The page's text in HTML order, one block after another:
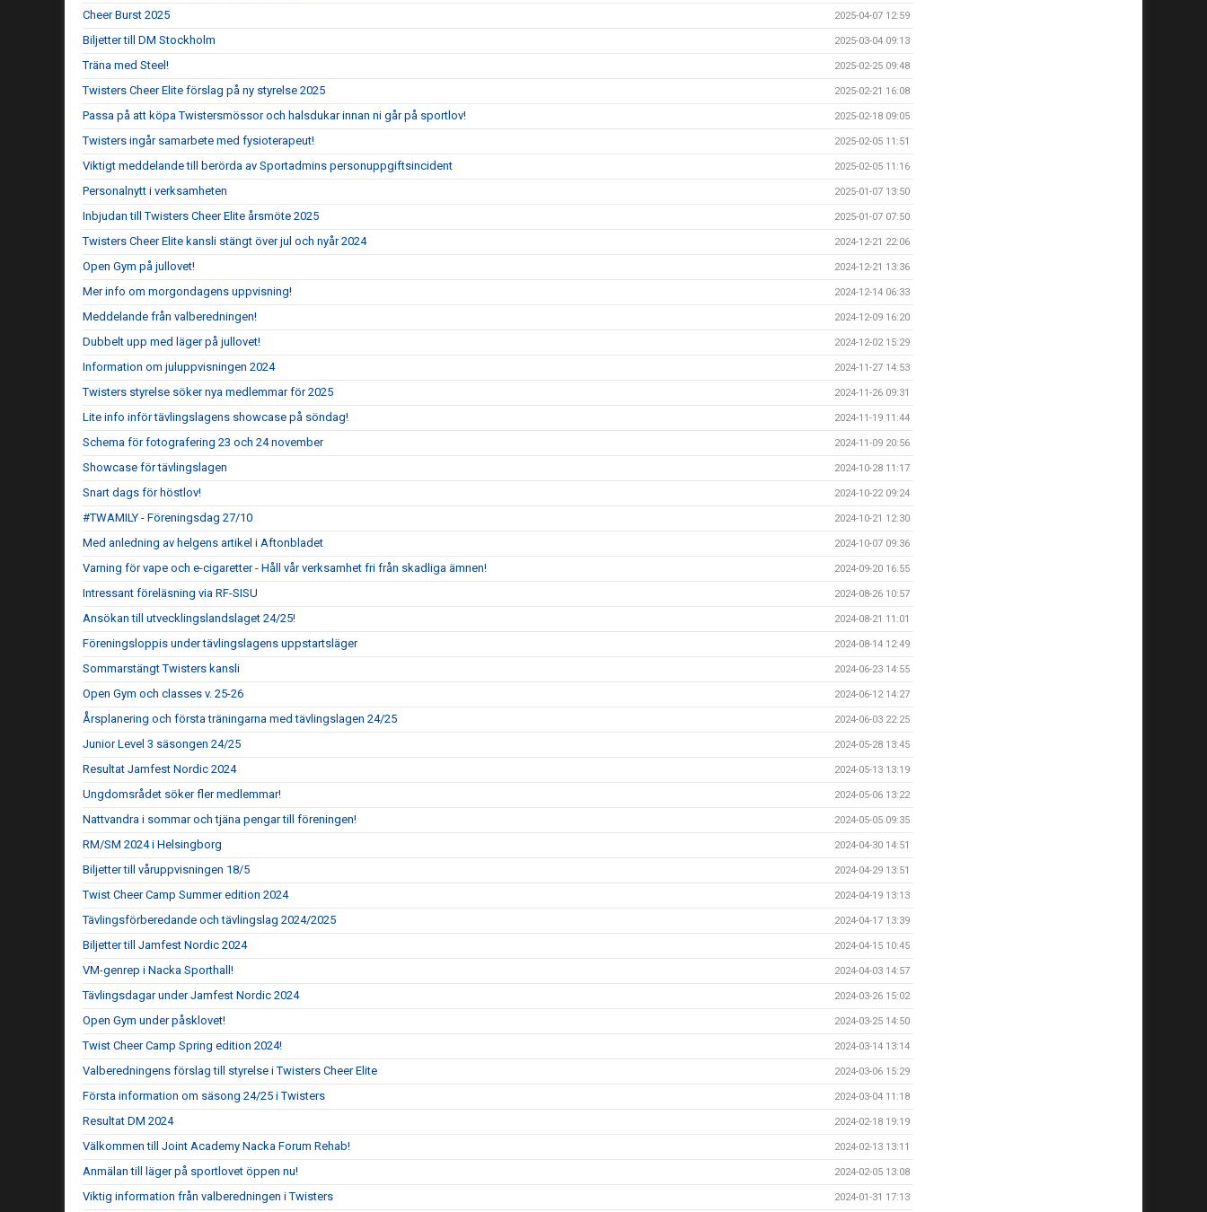
Cheer Burst 2025 2025-04-07 12:59
Biljetter till DM Stockholm 2025-03-04 09:13
Träna med Steel! 2025-02-25 09:48
Twisters Cheer Elite förslag på ny styrelse 2025 2025-02-21 16:08
Passa på att köpa Twistersmössor och halsdukar innan ni går på sportlov! 2025-02-18 09:05
Twisters ingår samarbete med fysioterapeut! 2025-02-05 11:51
Viktigt meddelande till berörda av Sportadmins personuppgiftsincident 2025-02-05 11:16
Personalnytt i verksamheten 2025-01-07 13:50
Inbjudan till Twisters Cheer Elite årsmöte 2025 2025-01-07 07:50
Twisters Cheer Elite kansli stängt över jul och nyår 2024 2024-12-21 22:06
Open Gym på jullovet! 2024-12-21 13:36
Mer info om morgondagens uppvisning! 2024-12-14 06:33
Meddelande från valberedningen! 2024-12-09 16:20
Dubbelt upp med läger på jullovet! 2024-12-02 15:29
Information om juluppvisningen 2024 2024-11-27 14:53
Twisters styrelse söker nya medlemmar för 2025 2024-11-26 09:31
Lite info inför tävlingslagens showcase på söndag! 2024-11-19 11:44
Schema för fotografering 23 och 24 november 2024-11-09 20:56
Showcase för tävlingslagen 2024-10-28 11:17
Snart dags för höstlov! 2024-10-22 09:24
#TWAMILY - Föreningsdag 27/10 2024-10-21 12:30
Med anledning av helgens artikel i Aftonbladet 2024-10-07 09:36
Varning för vape och e-cigaretter - Håll vår verksamhet fri från skadliga ämnen! 2024-09-20 16:55
Intressant föreläsning via RF-SISU 2024-08-26 10:57
Ansökan till utvecklingslandslaget 24/25! 2024-08-21 11:01
Föreningsloppis under tävlingslagens uppstartsläger 2024-08-14 12:49
Sommarstängt Twisters kansli 2024-06-23 14:55
Open Gym och classes v. 25-26 2024-06-12 14:27
Årsplanering och första träningarna med tävlingslagen 24/25 2024-06-03 22:25
Junior Level 3 säsongen 24/25 2024-05-28 13:45
Resultat Jamfest Nordic 2024 2024-05-13 13:19
Ungdomsrådet söker fler medlemmar! 2024-05-06 13:22
Nattvandra i sommar och tjäna pengar till föreningen! 2024-05-05 09:35
RM/SM 2024 i Helsingborg 2024-04-30 14:51
Biljetter till våruppvisningen 18/5 2024-04-29 13:51
Twist Cheer Camp Summer edition 2024 2024-04-19 13:13
Tävlingsförberedande och tävlingslag 2024/2025 2024-04-17 13:39
Biljetter till Jamfest Nordic 2024 2024-04-15 10:45
VM-genrep i Nacka Sporthall! 2024-04-03 14:57
Tävlingsdagar under Jamfest Nordic 2024 2024-03-26 15:02
Open Gym under påsklovet! 2024-03-25 14:50
Twist Cheer Camp Spring edition 2024! 2024-03-14 13:14
Valberedningens förslag till styrelse i Twisters Cheer Elite 2024-03-06 15:29
Första information om säsong 24/25 i Twisters 2024-03-04 11:18
Resultat DM 2024 2024-02-18 19:19
Välkommen till Joint Academy Nacka Forum Rehab! 2024-02-13 13:11
Anmälan till läger på sportlovet öppen nu! 2024-02-05 13:08
Viktig information från valberedningen i Twisters 2024-01-31 17:13